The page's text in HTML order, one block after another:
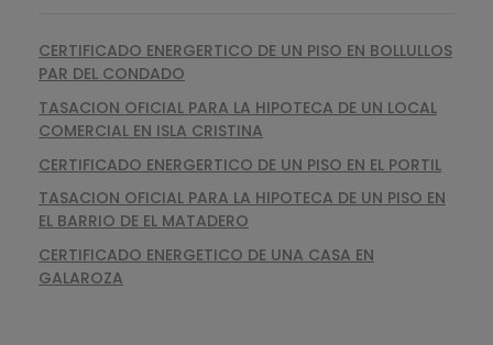
CERTIFICADO ENERGERTICO DE UN PISO EN BOLLULLOS
PAR DEL CONDADO
TASACION OFICIAL PARA LA HIPOTECA DE UN LOCAL
COMERCIAL EN ISLA CRISTINA
CERTIFICADO ENERGERTICO DE UN PISO EN EL PORTIL
TASACION OFICIAL PARA LA HIPOTECA DE UN PISO EN
EL BARRIO DE EL MATADERO
CERTIFICADO ENERGETICO DE UNA CASA EN
GALAROZA